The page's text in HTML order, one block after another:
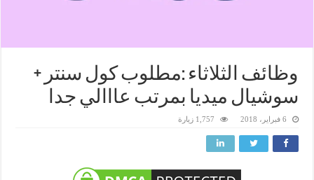
وظائف الثلاثاء :مطلوب كول سنتر +
سوشيال ميديا بمرتب عااالي جدا
6 فبراير، 2018 1,757 زيارة